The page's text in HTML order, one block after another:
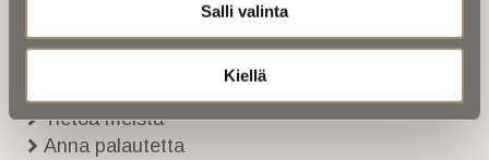
Salli valinta
Kiellä
valtakunnallinen mediabrändi. Julkaisemme uusimmat
kuolinuutiset ja kuolintiedot.
Tietoa meistä
Anna palautetta